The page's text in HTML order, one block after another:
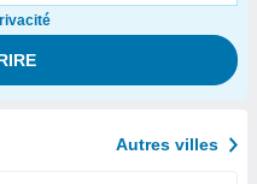
Autres villes